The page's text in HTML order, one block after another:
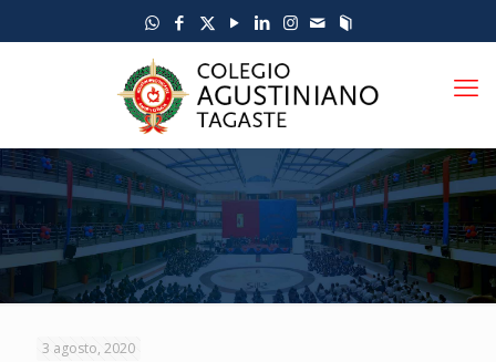
3 agosto, 2020